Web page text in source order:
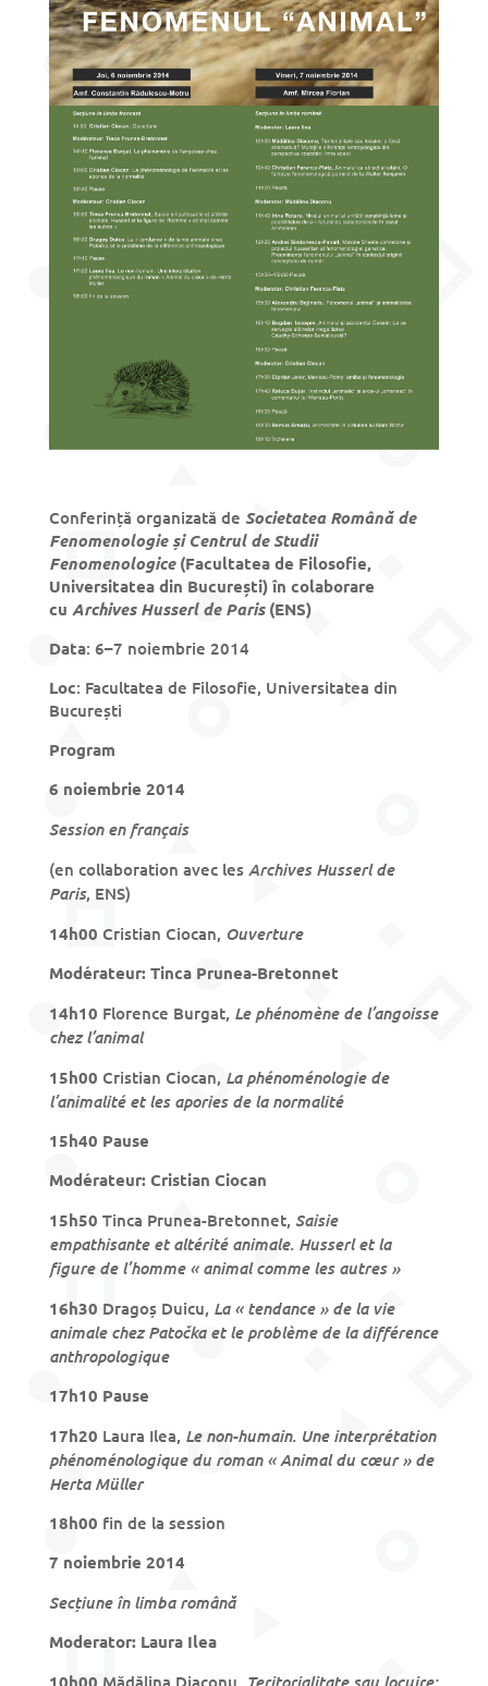
Conferință organizată de Societatea Română de
Fenomenologie și Centrul de Studii
Fenomenologice (Facultatea de Filosofie,
Universitatea din București) în colaborare
cu Archives Husserl de Paris(ENS)
Data: 6–7 noiembrie 2014
Loc: Facultatea de Filosofie, Universitatea din
București
Program
6 noiembrie 2014
Session en français
(en collaboration avec les Archives Husserl de
Paris, ENS)
14h00 Cristian Ciocan, Ouverture
Modérateur: Tinca Prunea-Bretonnet
14h10 Florence Burgat, Le phénomène de l’angoisse
chez l’animal
15h00 Cristian Ciocan, La phénoménologie de
l’animalité etles aporiesde lanormalité
15h40 Pause
Modérateur: Cristian Ciocan
15h50 Tinca Prunea-Bretonnet, Saisie
empathisante et altérité animale. Husserl et la
figure de l’homme « animal comme les autres »
16h30 Dragoș Duicu, La « tendance » de la vie
animale chez Patočka et le problème de la différence
anthropologique
17h10 Pause
17h20 Laura Ilea, Le non-humain. Une interprétation
phénoménologique du roman « Animal du cœur » de
Herta Müller
18h00 fin de la session
7 noiembrie 2014
Secțiune în limba română
Moderator: Laura Ilea
10h00 Mădălina Diaconu, Teritorialitate sau locuire: